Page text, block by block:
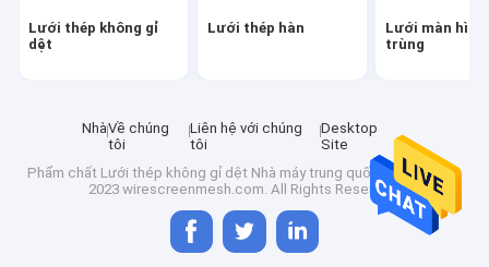
Lưới thép không gỉ
dệt
Lưới thép hàn
Lưới màn hình
trùng
NhàVề chúng
tôi
Liên hệ với chúng
tôi
Desktop
Site
Phẩm chất Lưới thép không gỉ dệt Nhà máy trung quốc.Copyright ©
2023 wirescreenmesh.com. All Rights Reserved.